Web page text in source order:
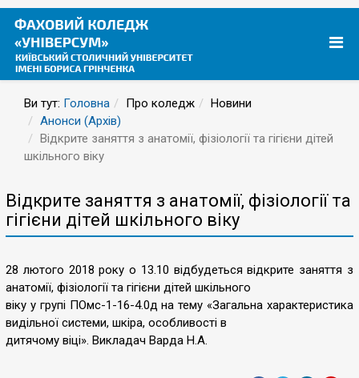
Ви тут: Головна Про коледж
Новини
Анонси (Архів)
Відкрите заняття з анатомії, фізіології та гігієни дітей
шкільного віку
Відкрите заняття з анатомії, фізіології та
гігієни дітей шкільного віку
28 лютого 2018 року о 13.10 відбудеться відкрите заняття з
анатомії, фізіології та гігієни дітей шкільного
віку у групі ПОмс-1-16-4.0д на тему «Загальна характеристика
видільної системи, шкіра, особливості в
дитячому віці». Викладач Варда Н.А.